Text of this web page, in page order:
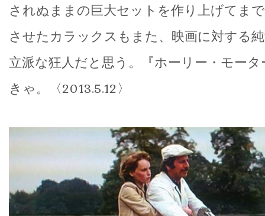
されぬままの巨大セットを作り上げてま
させたカラックスもまた、映画に対する
立派な狂人だと思う。『ホーリー・モー
きゃ。〈2013.5.12〉